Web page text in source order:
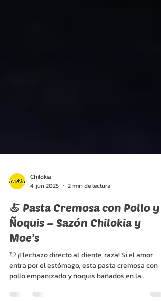
Chilokia
4 jun 2025
2 min de lectura
🍝 Pasta Cremosa con Pollo y
Ñoquis – Sazón Chilokia y
Moe’s
💘 ¡Flechazo directo al diente, raza! Si el amor
entra por el estómago, esta pasta cremosa con